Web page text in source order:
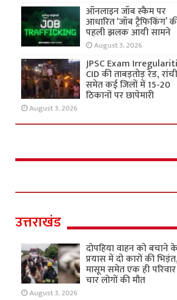
ऑनलाइन जॉब स्कैम पर
आधारित ‘जॉब ट्रैफिकिंग’
पहली झलक आयी सामने
August 3, 2026
JPSC Exam
CID की ताबड़तोड़ रेड, रांची
समेत कई जिलों में 15-20
ठिकानों पर छापेमारी
August 3, 2026
उत्तराखंड
दोपहिया वाहन को बचाने
प्रयास में दो कारों की भिड़ंत,
मासूम समेत एक ही
चार लोगों की मौत
August 3, 2026